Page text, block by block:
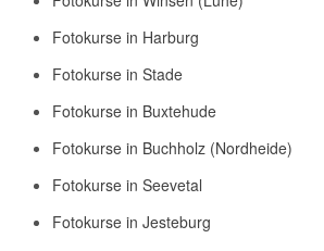
Fotokurse in Harburg
Fotokurse in Stade
Fotokurse in Buxtehude
Fotokurse in Buchholz (Nordheide)
Fotokurse in Seevetal
Fotokurse in Jesteburg